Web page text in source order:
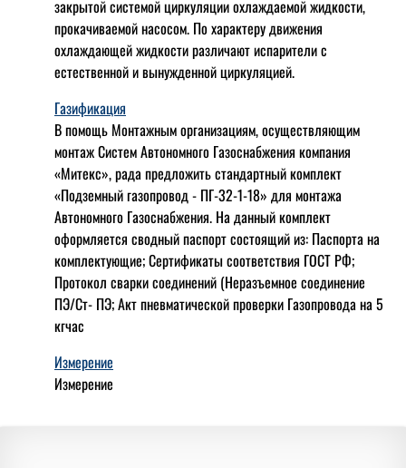
закрытой системой циркуляции охлаждаемой жидкости,
прокачиваемой насосом. По характеру движения
охлаждающей жидкости различают испарители с
естественной и вынужденной циркуляцией.
Газификация
В помощь Монтажным организациям, осуществляющим
монтаж Систем Автономного Газоснабжения компания
«Митекс», рада предложить стандартный комплект
«Подземный газопровод - ПГ-32-1-18» для монтажа
Автономного Газоснабжения. На данный комплект
оформляется сводный паспорт состоящий из: Паспорта на
комплектующие;Сертификаты соответствия ГОСТ РФ;
Протокол сварки соединений (Неразъемное соединение
ПЭ/Ст- ПЭ;Акт пневматической проверки Газопровода на 5
кгчас
Измерение
Измерение